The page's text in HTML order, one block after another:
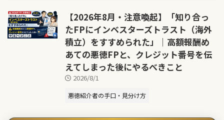
【2026年8月・注意喚起】「知り合っ
たFPにインベスターズトラスト（海外
積立）をすすめられた」｜高額報酬め
あての悪徳FPと、クレジット番号を伝
えてしまった後にやるべきこと
2026/8/1
悪徳紹介者の手口・見分け方